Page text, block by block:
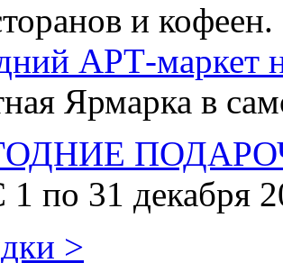
и кофеен.
АРТ-маркет
Ярмарка в
1 по 31 декабря
>